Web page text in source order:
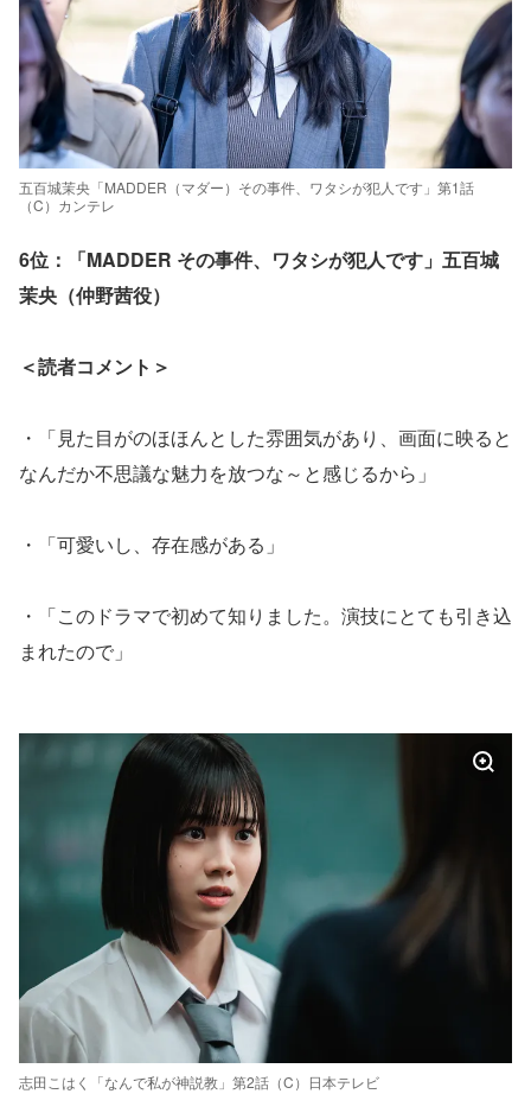
五百城茉央「MADDER（マダー）その事件、ワタシが犯人です」第1話
（C）カンテレ
6位：「MADDER その事件、ワタシが犯人です」五百城
茉央（仲野茜役）
＜読者コメント＞
・「見た目がのほほんとした雰囲気があり、画面に映ると
なんだか不思議な魅力を放つな～と感じるから」
・「可愛いし、存在感がある」
・「このドラマで初めて知りました。演技にとても引き込
まれたので」
志田こはく「なんで私が神説教」第2話（C）日本テレビ